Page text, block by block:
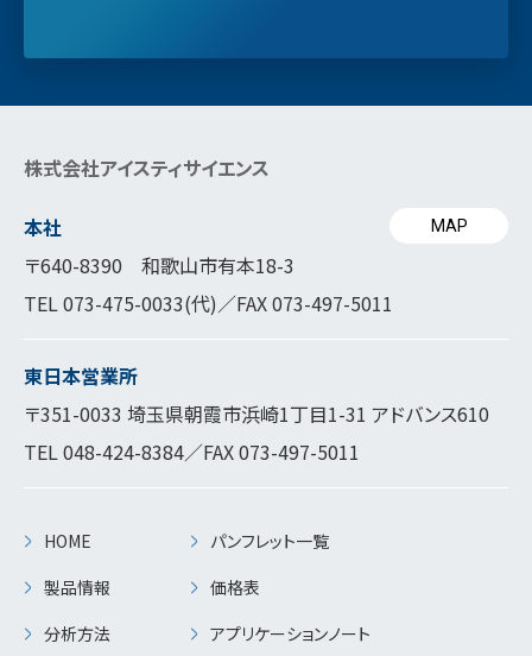
株式会社アイスティサイエンス
本社
〒640-8390 和歌山市有本18-3
TEL073-475-0033(代)／FAX 073-497-5011
MAP
東日本営業所
〒351-0033 埼玉県朝霞市浜崎1丁目1-31 アドバンス610
TEL048-424-8384／FAX 073-497-5011
HOME
製品情報
分析方法
パンフレット一覧
価格表
アプリケーションノート